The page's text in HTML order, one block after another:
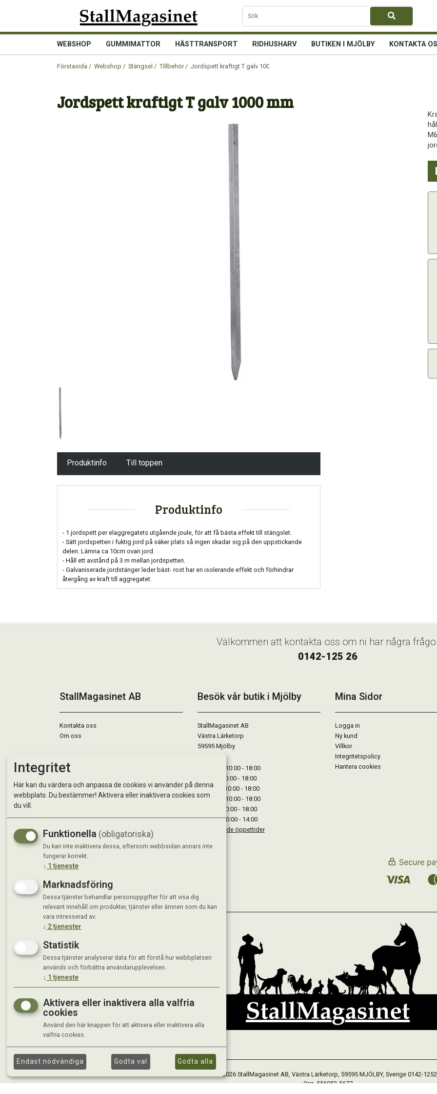
WEBSHOP GUMMIMATTOR HÄSTTRANSPORT RIDHUSHARV BUTIKEN I MJÖLBY KONTAKTA
Förstasida / Webshop / Stängsel / Tillbehör/ Jordspett kraftigt T galv 1000 mm
Jordspett kraftigt T galv 1000 mm
Produktinfo Till toppen
Produktinfo
- 1 jordspett per elaggregatets utgående joule, för att få bästa effekt till stängslet.
- Sätt jordspetten i fuktig jord på säker plats så ingen skadar sig på den uppstickande
delen. Lämna ca 10cm ovan jord.
- Håll ett avstånd på 3 m mellan jordspetten.
- Galvaniserade jordstänger leder bäst- rost har en isolerande effekt och förhindrar
återgång av kraft till aggregatet.
Välkommen att kontakta oss om ni har några
0142-125 26
StallMagasinet AB
Kontakta oss
Om oss
Besök vår butik i Mjölby
StallMagasinet AB
Västra Lärketorp
59595 Mjölby
Måndag : 10:00 - 18:00
Tisdag : 10:00 - 18:00
Onsdag : 10:00 - 18:00
Torsdag : 10:00 - 18:00
Fredag : 10:00 - 18:00
Lördag : 10:00 - 14:00
Se avvikande öppettider
Mina Sidor
Logga in
Ny kund
Villkor
Integritetspolicy
Hantera cookies
© 2026 StallMagasinet AB, Västra Lärketorp, 59595 MJÖLBY, Sverige 0142-
Org. 556952-5677
Integritet
Här kan du värdera och anpassa de cookies vi använder på denna
webbplats. Du bestämmer! Aktivera eller inaktivera cookies som
du vill.
Funktionella (obligatoriska)
Du kan inte inaktivera dessa, eftersom webbsidan annars inte
fungerar korrekt.
↓ 1 tjeneste
Marknadsföring
Dessa tjänster behandlar personuppgifter för att visa dig
relevant innehåll om produkter, tjänster eller ämnen som du kan
vara intresserad av.
↓ 2tjenester
Statistik
Dessa tjänster analyserar data för att förstå hur webbplatsen
används och förbättra användarupplevelsen.
↓ 1 tjeneste
Aktivera eller inaktivera alla valfria
cookies
Använd den här knappen för att aktivera eller inaktivera alla
valfria cookies.
Endast nödvändiga Godta val Godta alla